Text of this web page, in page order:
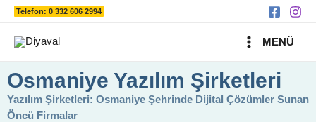
İçeriğeTelefon: 0 332 606 2994
MAIN
MENÜ
Osmaniye Yazılım Şirketleri
Yazılım Şirketleri: Osmaniye Şehrinde Dijital Çözümler Sunan
Öncü Firmalar
Ara